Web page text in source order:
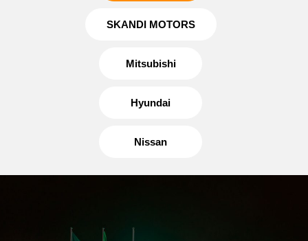
SKANDI MOTORS
Mitsubishi
Hyundai
Nissan